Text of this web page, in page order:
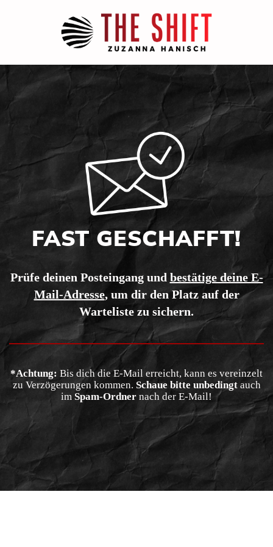
FAST GESCHAFFT!
Prüfe deinen Posteingang und bestätige deine E-
Mail-Adresse, um dir den Platz auf der
Warteliste zu sichern.
*Achtung: Bis dich die E-Mail erreicht, kann es vereinzelt
zu Verzögerungen kommen. Schaue bitte unbedingtauch
im Spam-Ordner nach der E-Mail!